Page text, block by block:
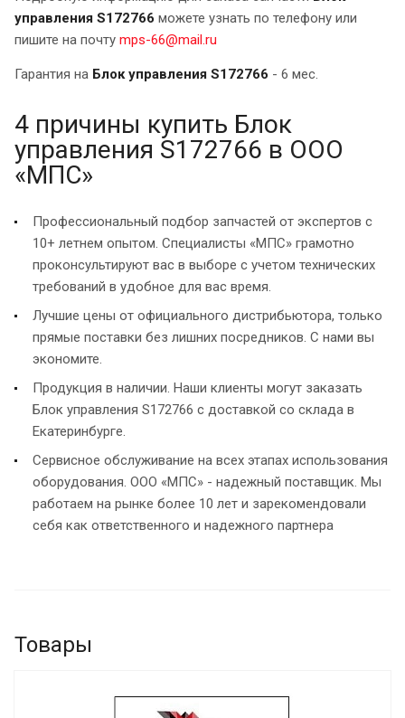
управления S172766 можете узнать по телефону или
пишите на почту mps-66@mail.ru
Гарантия на Блок управления S172766 - 6 мес.
4 причины купить Блок
управления S172766 в ООО
«МПС»
Профессиональный подбор запчастей от экспертов с
10+ летнем опытом. Специалисты «МПС» грамотно
проконсультируют вас в выборе с учетом технических
требований в удобное для вас время.
Лучшие цены от официального дистрибьютора, только
прямые поставки без лишних посредников. С нами вы
экономите.
Продукция в наличии. Наши клиенты могут заказать
Блок управления S172766 с доставкой со склада в
Екатеринбурге.
Сервисное обслуживание на всех этапах использования
оборудования. ООО «МПС» - надежный поставщик. Мы
работаем на рынке более 10 лет и зарекомендовали
себя как ответственного и надежного партнера
Товары